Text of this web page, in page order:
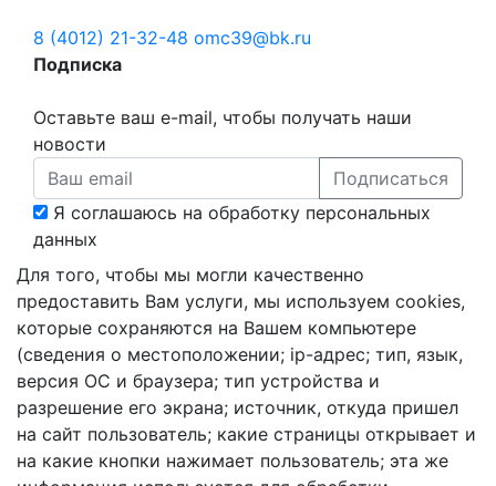
8 (4012) 21-32-48 omc39@bk.ru
Подписка
Оставьте ваш e-mail, чтобы получать наши
новости
Подписаться
Я соглашаюсь на обработку персональных
данных
Для того, чтобы мы могли качественно
предоставить Вам услуги, мы используем cookies,
которые сохраняются на Вашем компьютере
(сведения о местоположении; ip-адрес; тип, язык,
версия ОС и браузера; тип устройства и
разрешение его экрана; источник, откуда пришел
на сайт пользователь; какие страницы открывает и
на какие кнопки нажимает пользователь; эта же